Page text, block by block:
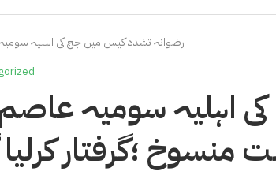
رضوانہ تشدد کیس میں جج کی اہلیہ سومیہ
اہلیہ سومیہ
منسوخ ؛گرفتار کرلیا